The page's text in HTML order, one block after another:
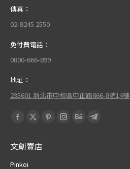
傳真：
02-8245 2550
免付費電話：
0800-666-899
地址：
235601 新北市中和區中正路866-8號14樓
Find us on:
Facebook
opens
in
X
opens
PinterestInstagram
BehanceTelegram
文創賣店
Pinkoi